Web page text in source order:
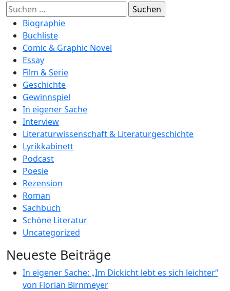
Suchen
nach:Biographie
Buchliste
Comic & Graphic Novel
Essay
Film & Serie
Geschichte
Gewinnspiel
In eigener Sache
Interview
Literaturwissenschaft & Literaturgeschichte
Lyrikkabinett
Podcast
Poesie
Rezension
Roman
Sachbuch
Schöne Literatur
Uncategorized
Neueste Beiträge
In eigener Sache: „Im Dickicht lebt es sich leichter“
von Florian Birnmeyer